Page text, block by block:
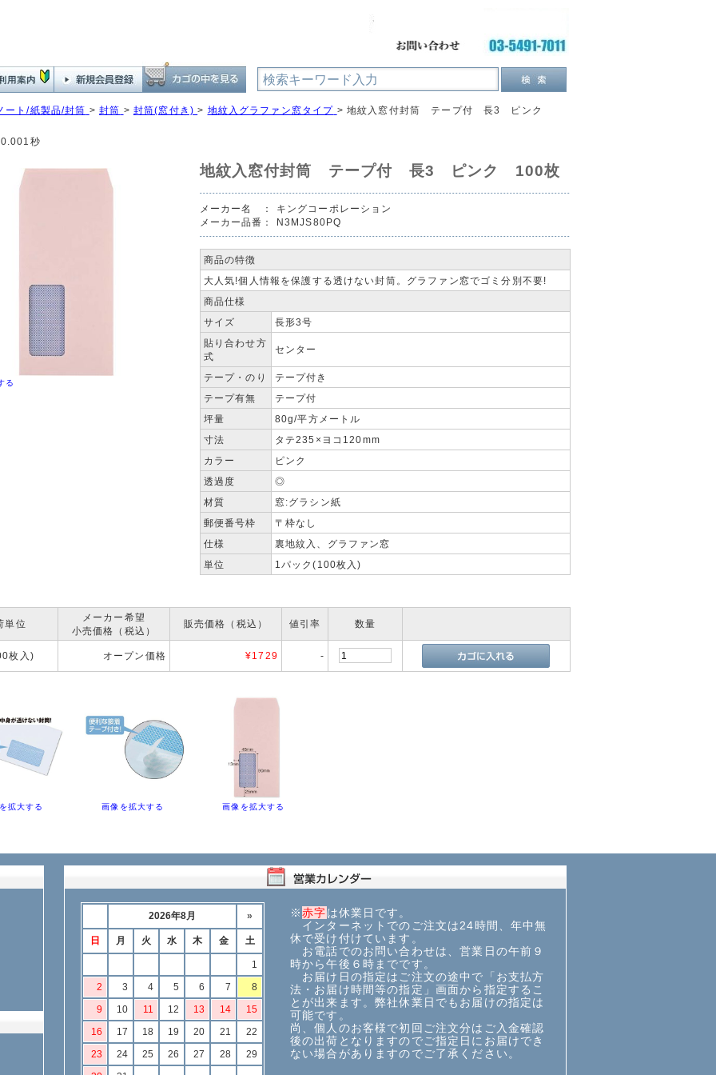
ート/紙製品/封筒 >封筒 > 封筒(窓付き) > 地紋入グラファン窓タイプ > 地紋入窓付封筒 テープ付 長3 ピンク
秒
る
地紋入窓付封筒 テープ付 長3 ピンク 100枚
メーカー名 ：
キングコーポレーション
メーカー品番：
N3MJS80PQ
商品の特徴
大人気!個人情報を保護する透けない封筒。グラファン窓でゴミ分別不要!
商品仕様
サイズ
長形3号
貼り合わせ方
式
センター
テープ・のり
テープ付き
テープ有無
テープ付
坪量
80g/平方メートル
寸法
タテ235×ヨコ120mm
カラー
ピンク
透過度
◎
材質
窓:グラシン紙
郵便番号枠
〒枠なし
仕様
裏地紋入、グラファン窓
単位
1パック(100枚入)
単位
メーカー希望
小売価格（税込）
販売価格（税込） 値引率 数量
枚入) オープン価格 ¥1729 -
拡大する 画像を拡大する 画像を拡大する
※赤字は休業日です。
インターネットでのご注文は24時間、年中無
休で受け付けています。
お電話でのお問い合わせは、営業日の午前９
時から午後６時までです。
お届け日の指定はご注文の途中で「お支払方
法・お届け時間等の指定」画面から指定するこ
とが出来ます。弊社休業日でもお届けの指定は
可能です。
尚、個人のお客様で初回ご注文分はご入金確認
後の出荷となりますのでご指定日にお届けでき
ない場合がありますのでご了承ください。